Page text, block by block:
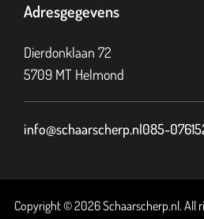
Adresgegevens
Dierdonklaan 72
5709 MT Helmond
info@schaarscherp.nl085-
Copyright © 2026 Schaarscherp.nl. All